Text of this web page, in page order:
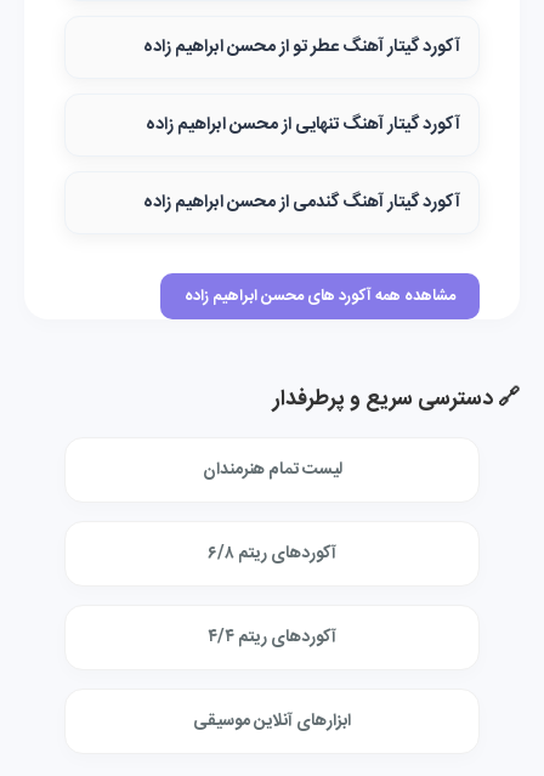
آکورد گیتار آهنگ عطر تو از محسن ابراهیم زاده
آکورد گیتار آهنگ تنهایی از محسن ابراهیم زاده
آکورد گیتار آهنگ گندمی از محسن ابراهیم زاده
مشاهده همه آکورد های محسن ابراهیم زاده
🔗 دسترسی سریع و پرطرفدار
لیست تمام هنرمندان
آکوردهای ریتم ۶/۸
آکوردهای ریتم ۴/۴
ابزارهای آنلاین موسیقی